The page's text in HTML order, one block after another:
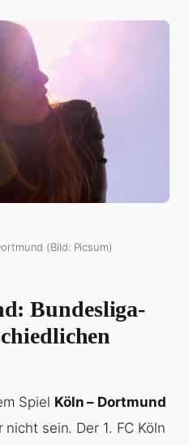
(Bild: Picsum)
Bundesliga-
Spiel Köln – Dortmund
sein. Der 1. FC Köln